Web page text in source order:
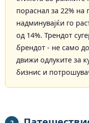
пораснал за 22%
надминувајќи го
од 14%. Трендот
брендот - не само
движи одлуките за
бизнис и